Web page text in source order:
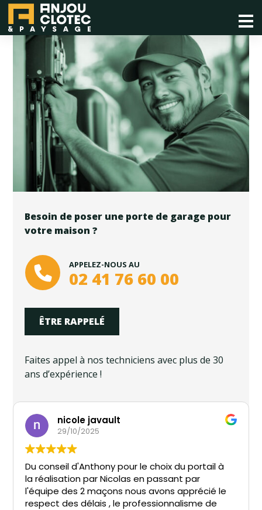
Besoin de poser une porte de garage pour
votre maison ?
APPELEZ-NOUS AU
02 41 76 60 00
ÊTRE RAPPELÉ
Faites appel à nos techniciens avec plus de 30
ans d’expérience !
nicole javault
29/10/2025
Du conseil d'Anthony pour le choix du portail à
la réalisation par Nicolas en passant par
l'équipe des 2 maçons nous avons apprécié le
respect des délais , le professionnalisme de